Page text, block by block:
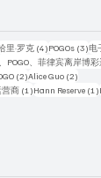
篇文章
里·罗克 (4)4 篇文章
POGOs (3)3
电
POGO、菲律宾离岸博
文章
(2)2 篇文章
Alice Guo (2)
营商 (1)1 篇文章
Hann Reserve (1)